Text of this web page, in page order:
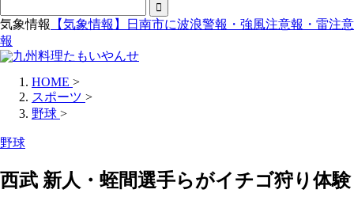
気象情報
【気象情報】日南市に波浪警報・強風注意報・雷注意
報
HOME >
スポーツ >
野球 >
野球
西武 新人・蛭間選手らがイチゴ狩り体験